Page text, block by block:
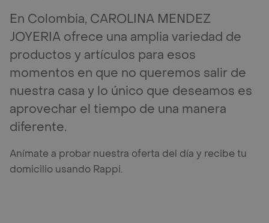
En Colombia, CAROLINA MENDEZ
JOYERIA ofrece una amplia variedad de
productos y artículos para esos
momentos en que no queremos salir de
nuestra casa y lo único que deseamos es
aprovechar el tiempo de una manera
diferente.
Anímate a probar nuestra oferta del día y recibe tu
domicilio usando Rappi.